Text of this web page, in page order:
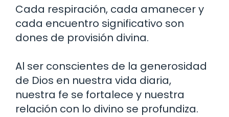
Cada respiración, cada amanecer y
cada encuentro significativo son
dones de provisión divina.
Al ser conscientes de la generosidad
de Dios en nuestra vida diaria,
nuestra fe se fortalece y nuestra
relación con lo divino se profundiza.